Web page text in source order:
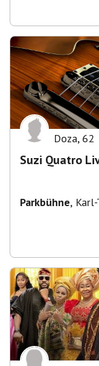
Doza, 62
Suzi Quatro
Parkbühne,